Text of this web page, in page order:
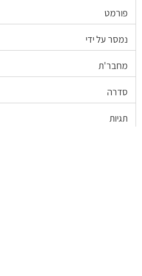
פורמט
נמסר על ידי
מחבר'ת
סדרה
תגיות